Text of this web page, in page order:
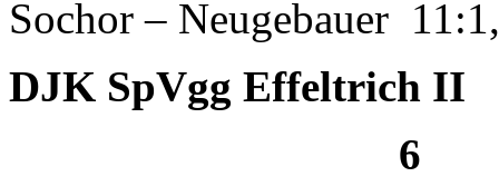
Sochor – Neugebauer
DJK SpVgg
6 :